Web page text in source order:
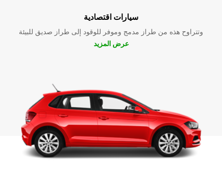
سيارات اقتصادية
وتتراوح هذه من طراز مدمج وموفر للوقود إلى طراز صديق للبيئة
عرض المزيد